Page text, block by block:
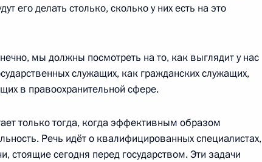
АТЭС
его делать столько, сколько у них есть на это
мы должны посмотреть на то, как выглядит у нас
служащих, как гражданских служащих,
в правоохранительной сфере.
только тогда, когда эффективным образом
Речь идёт о квалифицированных специалистах,
стоящие сегодня перед государством. Эти задачи